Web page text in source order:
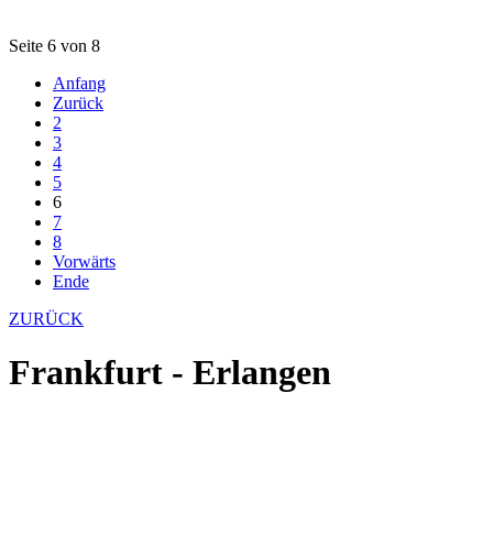
Seite 6 von 8
Anfang
Zurück
2
3
4
5
6
7
8
Vorwärts
Ende
ZURÜCK
Frankfurt - Erlangen